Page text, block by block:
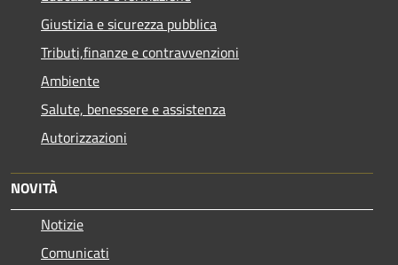
Giustizia e sicurezza pubblica
Tributi,finanze e contravvenzioni
Ambiente
Salute, benessere e assistenza
Autorizzazioni
NOVITÀ
Notizie
Comunicati